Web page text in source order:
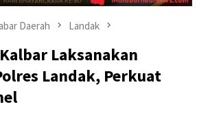
Daerah Landak
Laksanakan
Landak, Perkuat